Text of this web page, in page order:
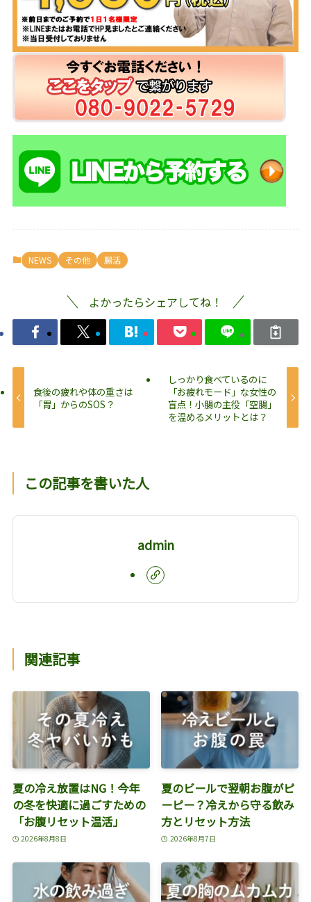
NEWS その他 腸活
よかったらシェアしてね！
食後の疲れや体の重さは
「胃」からのSOS？
しっかり食べているのに
「お疲れモード」な女性の
盲点！小腸の主役「空腸」
を温めるメリットとは？
この記事を書いた人
admin
関連記事
夏の冷え放置はNG！今年
の冬を快適に過ごすための
「お腹リセット温活」
2026年8月8日
夏のビールで翌朝お腹がピ
ーピー？冷えから守る飲み
方とリセット方法
2026年8月7日